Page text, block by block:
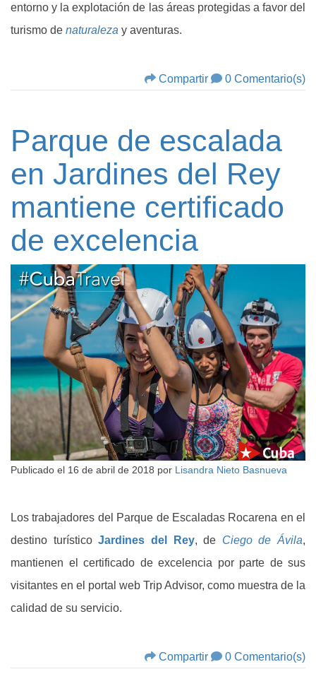
entorno y la explotación de las áreas protegidas a favor del
turismo de naturaleza y aventuras.
Compartir 0 Comentario(s)
Parque de escalada
en Jardines del Rey
mantiene certificado
de excelencia
Publicado el 16 de abril de 2018 por Lisandra Nieto Basnueva
Los trabajadores del Parque de Escaladas Rocarena en el
destino turísticoJardines del Rey, de Ciego de Ávila,
mantienen el certificado de excelencia por parte de sus
visitantes en el portal web Trip Advisor, como muestra de la
calidad de su servicio.
Compartir 0 Comentario(s)